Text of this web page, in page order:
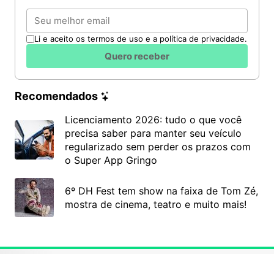
Email
Li e aceito os termos de uso e a política de privacidade.
Quero receber
Recomendados
Licenciamento 2026: tudo o que você
precisa saber para manter seu veículo
regularizado sem perder os prazos com
o Super App Gringo
6º DH Fest tem show na faixa de Tom Zé,
mostra de cinema, teatro e muito mais!